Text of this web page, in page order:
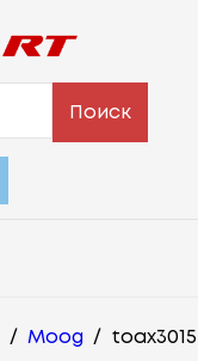
Поиск
/ Moog / toax3015